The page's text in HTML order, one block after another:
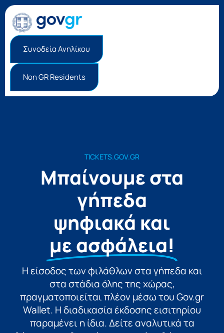
Συνοδεία Ανηλίκου
Non GR Residents
TICKETS.GOV.GR
Μπαίνουμε στα
γήπεδα
ψηφιακά και
με ασφάλεια!
Η είσοδος των φιλάθλων στα γήπεδα και
στα στάδια όλης της χώρας,
πραγματοποιείται πλέον μέσω του Gov.gr
Wallet. Η διαδικασία έκδοσης εισιτηρίου
παραμένει η ίδια. Δείτε αναλυτικά τα